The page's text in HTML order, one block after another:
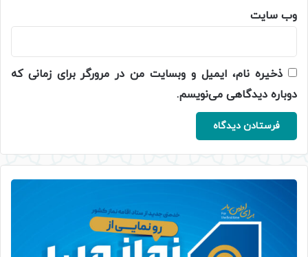
وب‌ سایت
ذخیره نام، ایمیل و وبسایت من در مرورگر برای زمانی که
دوباره دیدگاهی می‌نویسم.